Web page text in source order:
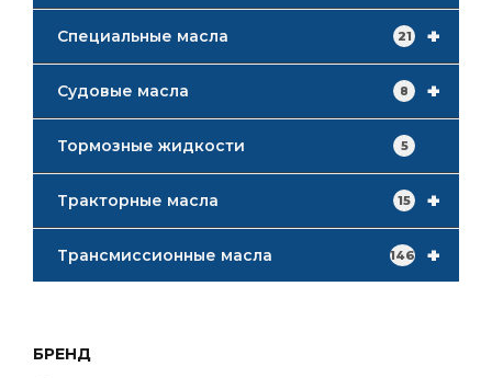
+
Специальные масла 21
+
Судовые масла 8
Тормозные жидкости 5
+
Тракторные масла 15
+
Трансмиссионные масла 146
БРЕНД